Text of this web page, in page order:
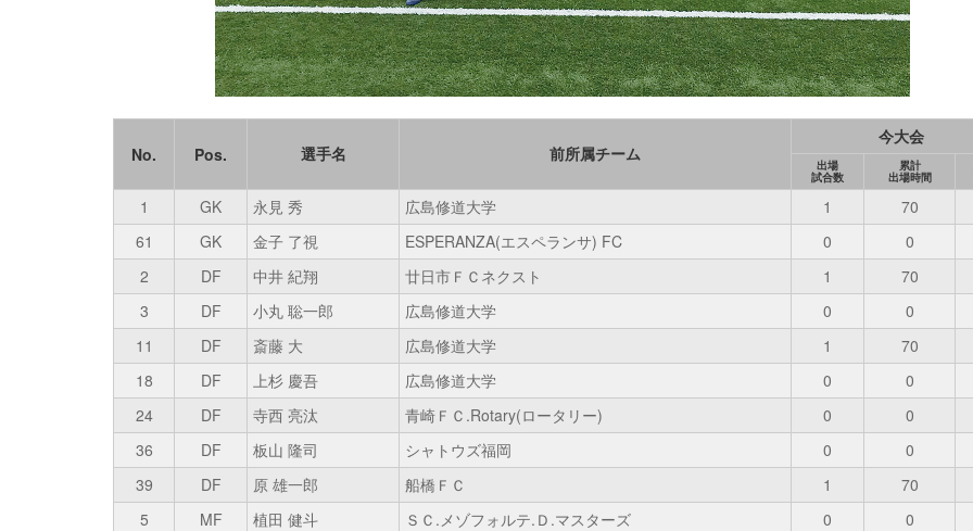
No. Pos. 選手名 前所属チーム
今大会
出場
試合数
累計
出場時間
1 GK 永見 秀 広島修道大学 1 70
61
GK 金子 了視 ESPERANZA(エスペランサ) FC 0 0
2
DF 中井 紀翔 廿日市ＦＣネクスト 1 70
3
DF 小丸 聡一郎 広島修道大学 0 0
11
DF 斎藤 大 広島修道大学 1 70
18
DF 上杉 慶吾 広島修道大学 0 0
24
DF 寺西 亮汰 青崎ＦＣ.Rotary(ロータリー) 0 0
36
DF 板山 隆司 シャトウズ福岡 0 0
39
DF 原 雄一郎 船橋ＦＣ 1 70
5
MF 植田 健斗 ＳＣ.メゾフォルテ.Ｄ.マスターズ 0 0